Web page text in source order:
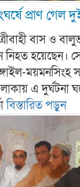
প্রাণ গেল
বাস ও
নিহত হয়েছেন।
ময়মনসিংহ
এ দুর্ঘটনা
বিস্তারিত পড়ুন